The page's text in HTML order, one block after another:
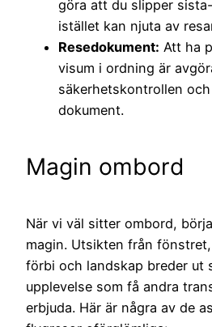
göra att du slipper
istället kan njuta av
Resedokument: Att ha
visum i ordning är
säkerhetskontrollen
dokument.
Magin ombord
När vi väl sitter ombord,
magin. Utsikten från
förbi och landskap breder ut
upplevelse som få andra
erbjuda. Här är några av de